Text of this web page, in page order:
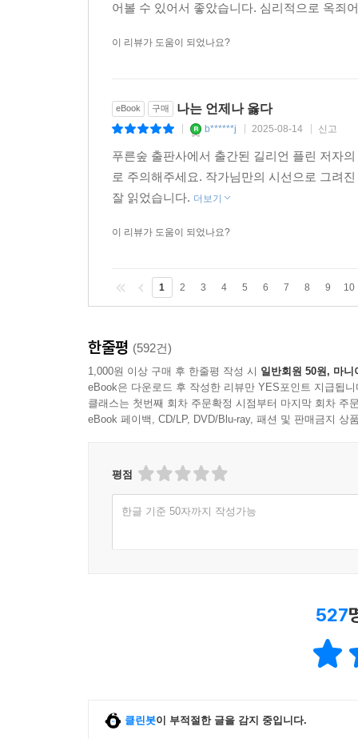
불안해하고, 철저하게 비열한 인물들을 그리는
검사 출신 변호사, 국내 1호 프로파일러, 영화감
각 분야 전문가가 말하는 《나는 언제나 옳다》,
‘여성 스릴러의 정석’이라 불리는 길리언 플린
하나의 읽을거리를 선사한다. 바로 각 분야 전문
20년차 정신과 전문의 하지현은 이 소설을 읽고,
변영주_ 정말 재미있었어요. 순식간에 읽었어
사람들을 순식간에 평가하는 혼잣말이 대사처럼
한편으로는 이 소설에 등장하는 사건들이 오컬
배상훈_ 단편임에도 불구하고 등장인물의 심리
Q 2. 길리언 플린이 묘사하는 인물들의 가장 큰
이유가 있으니 내 행동은 정당하고 나는 잘못
당해줘야 한다’는 태도로 일관하는데요. 그래서
변영주_ 저는 이것이 21세기의 캐릭터라고 생각
어볼 수 있어서 좋았습니다. 심리적으로 옥죄
이 리뷰가 도움이 되었나요?
eBook 구매 나는 언제나 옳다
b******j 2025-08-14 신고
푸른숲 출판사에서 출간된 길리언 플린 저자
로 주의해주세요. 작가님만의 시선으로 그려
잘 읽었습니다. 더보기
이 리뷰가 도움이 되었나요?
1 2 3 4 5 6 7 8 9 10
한줄평 (592건)
1,000원 이상 구매 후 한줄평 작성 시 일반회원 50원, 마니
eBook은 다운로드 후 작성한 리뷰만 YES포인트 지급됩니
클래스는 첫번째 회차 주문확정 시점부터 마지막 회차 주
eBook 페이백, CD/LP, DVD/Blu-ray, 패션 및 판매금지 상
평점
한글 기준 50자까지 작성가능
527
클린봇이 부적절한 글을 감지 중입니다.